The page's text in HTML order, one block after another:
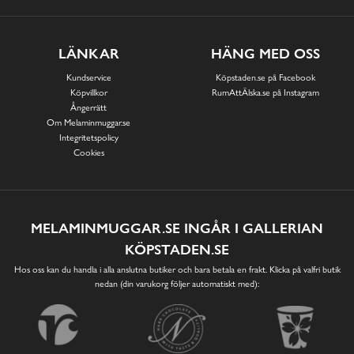
LÄNKAR
Kundservice
Köpvillkor
Ångerrätt
Om Melaminmuggar.se
Integritetspolicy
Cookies
HÄNG MED OSS
Köpstaden.se på Facebook
RumAttÄlska.se på Instagram
MELAMINMUGGAR.SE INGÅR I GALLERIAN
KÖPSTADEN.SE
Hos oss kan du handla i alla anslutna butiker och bara betala en frakt. Klicka på valfri butik
nedan (din varukorg följer automatiskt med):